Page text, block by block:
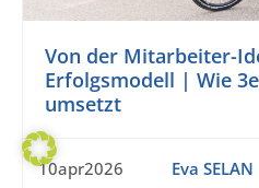
Von der Mitarbeiter-
Erfolgsmodell | Wie
umsetzt
10apr2026 Eva SELAN